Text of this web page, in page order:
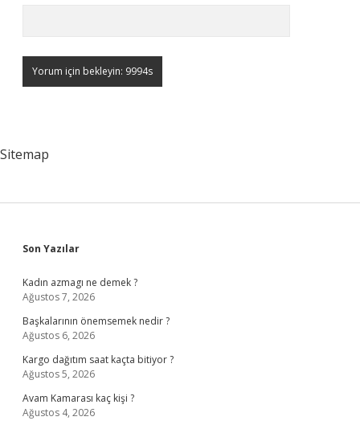
Sitemap
Sidebar
Son Yazılar
Kadın azmagı ne demek ?
Ağustos 7, 2026
Başkalarının önemsemek nedir ?
Ağustos 6, 2026
Kargo dağıtım saat kaçta bitiyor ?
Ağustos 5, 2026
Avam Kamarası kaç kişi ?
Ağustos 4, 2026